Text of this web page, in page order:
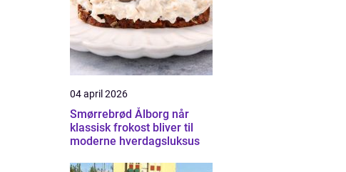
04 april 2026
Smørrebrød Ålborg når
klassisk frokost bliver til
moderne hverdagsluksus